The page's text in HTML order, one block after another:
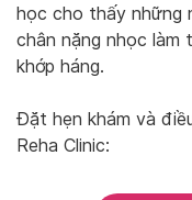
học cho thấy những
chân nặng nhọc làm
khớp háng.
Đặt hẹn khám và
Reha Clinic: